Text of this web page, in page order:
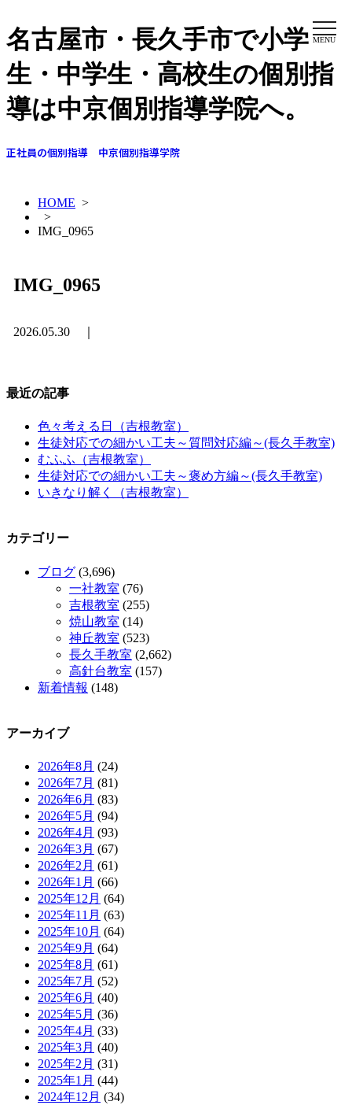
名古屋市・長久手市で小学
生・中学生・高校生の個別指
導は中京個別指導学院へ。
正社員の個別指導 中京個別指導学院
MENU
HOME >
>
IMG_0965
IMG_0965
2026.05.30 ｜
最近の記事
色々考える日（吉根教室）
生徒対応での細かい工夫～質問対応編～(長久手教室)
むふふ（吉根教室）
生徒対応での細かい工夫～褒め方編～(長久手教室)
いきなり解く（吉根教室）
カテゴリー
ブログ (3,696)
一社教室 (76)
吉根教室 (255)
焼山教室 (14)
神丘教室 (523)
長久手教室 (2,662)
高針台教室 (157)
新着情報 (148)
アーカイブ
2026年8月 (24)
2026年7月 (81)
2026年6月 (83)
2026年5月 (94)
2026年4月 (93)
2026年3月 (67)
2026年2月 (61)
2026年1月 (66)
2025年12月 (64)
2025年11月 (63)
2025年10月 (64)
2025年9月 (64)
2025年8月 (61)
2025年7月 (52)
2025年6月 (40)
2025年5月 (36)
2025年4月 (33)
2025年3月 (40)
2025年2月 (31)
2025年1月 (44)
2024年12月 (34)